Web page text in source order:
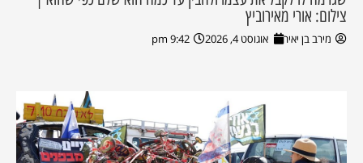
צילום: אורי מאירוביץ
מירב בן יאיר אוגוסט 4, 2026 9:42 pm